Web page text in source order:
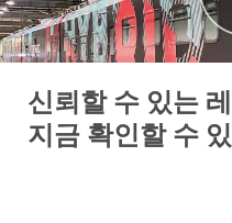
First Name
Last Name
신뢰할 수 있는
지금 확인할 수